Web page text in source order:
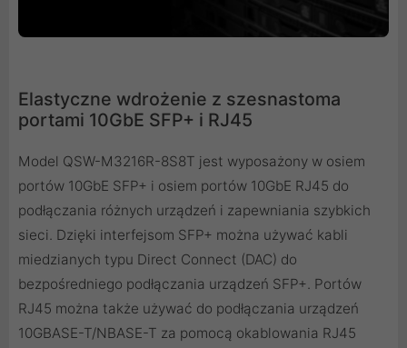
Elastyczne wdrożenie z szesnastoma
portami 10GbE SFP+ i RJ45
Model QSW-M3216R-8S8T jest wyposażony w osiem
portów 10GbE SFP+ i osiem portów 10GbE RJ45 do
podłączania różnych urządzeń i zapewniania szybkich
sieci. Dzięki interfejsom SFP+ można używać kabli
miedzianych typu Direct Connect (DAC) do
bezpośredniego podłączania urządzeń SFP+. Portów
RJ45 można także używać do podłączania urządzeń
10GBASE-T/NBASE-T za pomocą okablowania RJ45